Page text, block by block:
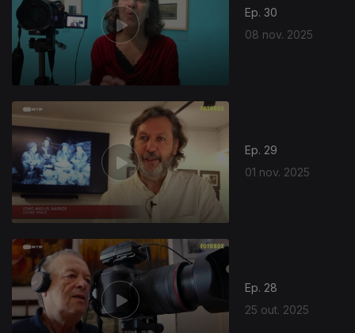
Ep. 30
08 nov. 2025
Ep. 29
01 nov. 2025
Ep. 28
25 out. 2025